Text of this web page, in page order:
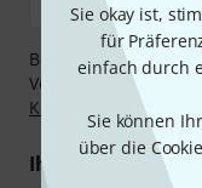
Sie okay ist,
für
einfach durch
Sie können
über die
Bezahlen Sie
Vorkasse, PayPal,
Klarna Ratenzahlung
Ihre Vorteile